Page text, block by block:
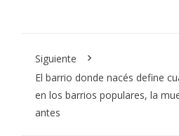
Siguiente
El barrio donde nacés define
en los barrios populares, la
antes